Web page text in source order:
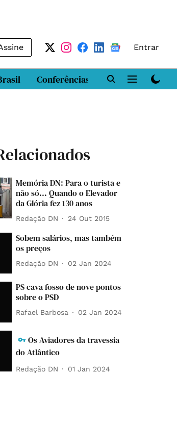
Entrar
Conferências DN LAB
Memória DN: Para o turista e
não só... Quando o Elevador
da Glória fez 130 anos
Redação DN 24 Out 2015
Sobem salários, mas também
os preços
Redação DN 02 Jan 2024
PS cava fosso de nove pontos
sobre o PSD
Rafael Barbosa 02 Jan 2024
Os Aviadores da travessia
do Atlântico
Redação DN 01 Jan 2024